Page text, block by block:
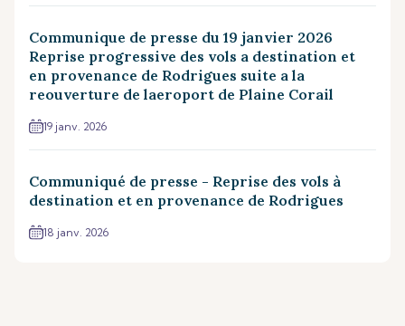
Communique de presse du 19 janvier 2026
Reprise progressive des vols a destination et
en provenance de Rodrigues suite a la
reouverture de laeroport de Plaine Corail
19 janv. 2026
Communiqué de presse - Reprise des vols à
destination et en provenance de Rodrigues
18 janv. 2026